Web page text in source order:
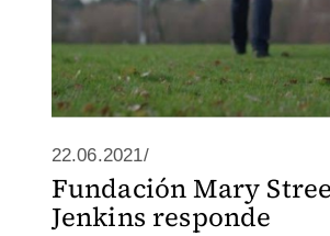
22.06.2021/
Fundación Mary
Jenkins responde